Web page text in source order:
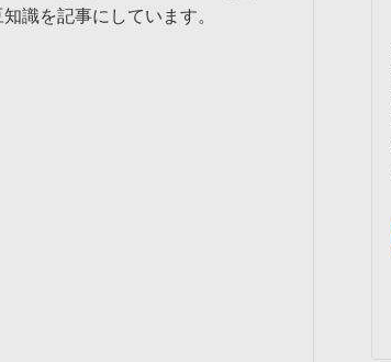
識を記事にしています。